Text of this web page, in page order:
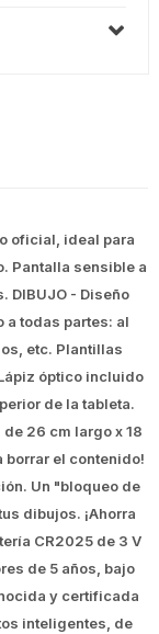
oficial, ideal para
Pantalla sensible a
DIBUJO - Diseño
a todas partes: al
etc. Plantillas
óptico incluido
de la tableta.
26 cm largo x 18
borrar el contenido!
Un "bloqueo de
dibujos. ¡Ahorra
CR2025 de 3 V
de 5 años, bajo
y certificada
inteligentes, de